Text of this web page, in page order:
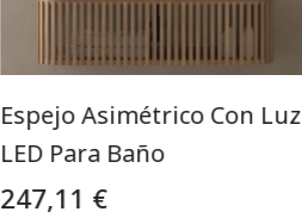
Espejo Asimétrico Con Luz
LED Para Baño
247,11 €